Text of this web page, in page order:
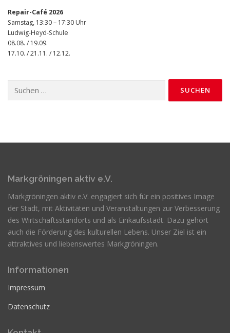
Repair-Café 2026
Samstag, 13:30 – 17:30 Uhr
Ludwig-Heyd-Schule
08.08. / 19.09.
17.10. / 21.11. / 12.12.
nach:
Markgröningen aktiv e.V.
Markgröningen aktiv e.V. engagiert sich für ein positives Image
der Stadt, mit Aktivitäten und Veranstaltungen zur Verbesserung
des Wirtschaftsstandorts und als Einkaufsstadt. Dazu gehört
auch die Förderung des kulturellen Lebens. Unser Ziel ist ein
attraktives und liebenswertes Markgröningen.
Informationen
Impressum
Datenschutz